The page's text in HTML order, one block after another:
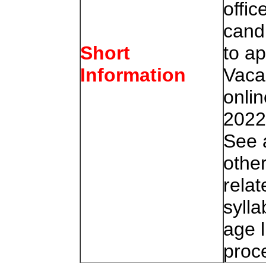
Short
Information
to
See
age